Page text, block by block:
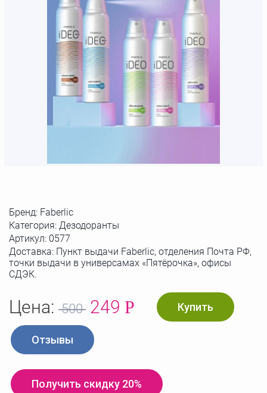
Бренд: Faberlic
Категория: Дезодоранты
Артикул: 0577
Доставка: Пункт выдачи Faberlic, отделения Почта РФ,
точки выдачи в универсамах «Пятёрочка», офисы
СДЭК.
Цена: 500 249 Р Купить
Отзывы
Получить скидку 20%